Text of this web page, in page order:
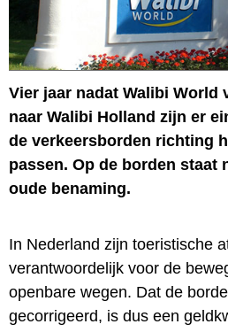
Vier jaar nadat Walibi World
naar Walibi Holland zijn er
de verkeersborden richting
passen. Op de borden staat
oude benaming.
In Nederland zijn toeristische
verantwoordelijk voor de
openbare wegen. Dat de
gecorrigeerd, is dus een